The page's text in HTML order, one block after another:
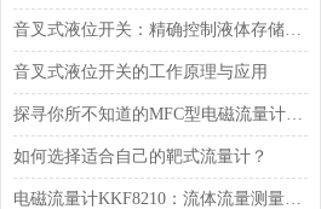
音叉式液位开关：精确控制液体存储的智能解决方案
音叉式液位开关的工作原理与应用
探寻你所不知道的MFC型电磁流量计的测量原理
如何选择适合自己的靶式流量计？
电磁流量计KKF8210：流体流量测量的技术突破者